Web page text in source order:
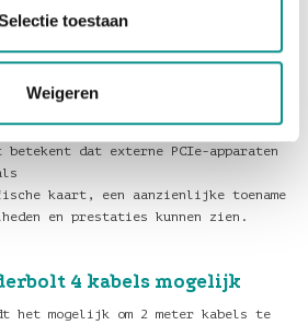
toestaan
Weigeren
van 32Gbit/s
zijn verhoogd van 16
betekent dat externe PCIe-apparaten
kaart, een aanzienlijke toename
en prestaties kunnen zien.
4 kabels mogelijk
het mogelijk om 2 meter kabels te